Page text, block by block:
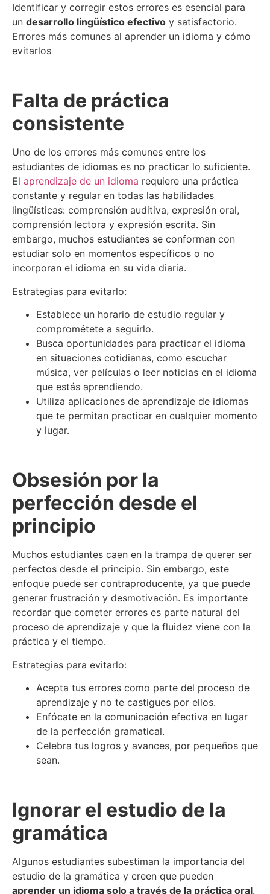
Identificar y corregir estos errores es esencial para
un desarrollo lingüístico efectivo y satisfactorio.
Errores más comunes al aprender un idioma y cómo
evitarlos
Falta de práctica
consistente
Uno de los errores más comunes entre los
estudiantes de idiomas es no practicar lo suficiente.
El aprendizaje de un idioma requiere una práctica
constante y regular en todas las habilidades
lingüísticas: comprensión auditiva, expresión oral,
comprensión lectora y expresión escrita. Sin
embargo, muchos estudiantes se conforman con
estudiar solo en momentos específicos o no
incorporan el idioma en su vida diaria.
Estrategias para evitarlo:
Establece un horario de estudio regular y
comprométete a seguirlo.
Busca oportunidades para practicar el idioma
en situaciones cotidianas, como escuchar
música, ver películas o leer noticias en el idioma
que estás aprendiendo.
Utiliza aplicaciones de aprendizaje de idiomas
que te permitan practicar en cualquier momento
y lugar.
Obsesión por la
perfección desde el
principio
Muchos estudiantes caen en la trampa de querer ser
perfectos desde el principio. Sin embargo, este
enfoque puede ser contraproducente, ya que puede
generar frustración y desmotivación. Es importante
recordar que cometer errores es parte natural del
proceso de aprendizaje y que la fluidez viene con la
práctica y el tiempo.
Estrategias para evitarlo:
Acepta tus errores como parte del proceso de
aprendizaje y no te castigues por ellos.
Enfócate en la comunicación efectiva en lugar
de la perfección gramatical.
Celebra tus logros y avances, por pequeños que
sean.
Ignorar el estudio de la
gramática
Algunos estudiantes subestiman la importancia del
estudio de la gramática y creen que pueden
aprender un idioma solo a través de la práctica oral.